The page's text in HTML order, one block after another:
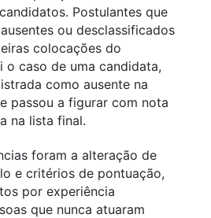
Postulantes que
ou desclassificados
colocações do
o caso de uma candidata,
como ausente na
passou a figurar com nota
na lista final.
foram a alteração de
e critérios de pontuação,
por experiência
que nunca atuaram